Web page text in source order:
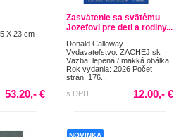
X 23 cm
53.20,- €
Zasvätenie sa svätému
Jozefovi pre deti a rodiny...
Donald Calloway
Vydavateľstvo: ZACHEJ.sk
Väzba: lepená / mäkká obálka
Rok vydania: 2026 Počet
strán: 176...
s DPH
12.00,- €
NOVINKA